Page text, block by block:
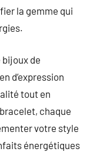
la gemme qui
de
d’expression
tout en
chaque
votre style
énergétiques